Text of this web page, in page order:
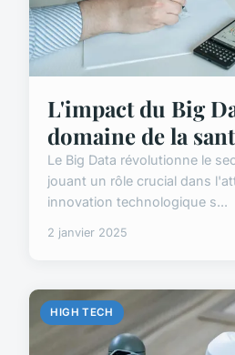
L'impact du Big
domaine de la
Le Big Data révolutionne le
jouant un rôle crucial dans
innovation technologique s...
2 janvier 2025
HIGH TECH